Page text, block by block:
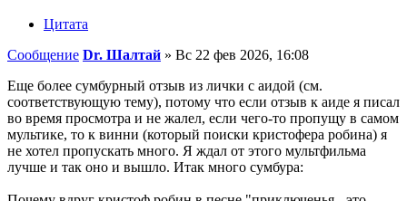
Цитата
Сообщение Dr. Шалтай » Вс 22 фев 2026, 16:08
Еще более сумбурный отзыв из лички с аидой (см.
соответствующую тему), потому что если отзыв к аиде я писал
во время просмотра и не жалел, если чего-то пропущу в самом
мультике, то к винни (который поиски кристофера робина) я
не хотел пропускать много. Я ждал от этого мультфильма
лучше и так оно и вышло. Итак много сумбура: